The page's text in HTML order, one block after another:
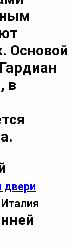
Основой
, в
двери
Италия